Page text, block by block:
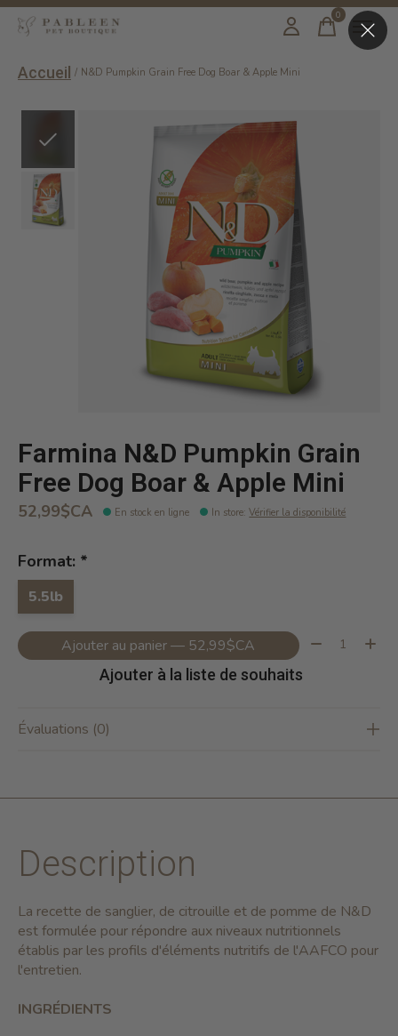
0items
Accueil / N&D Pumpkin Grain Free Dog Boar & Apple Mini
Farmina N&D Pumpkin Grain
Free Dog Boar & Apple Mini
52,99$CA En stock en ligne In store:Vérifier la disponibilité
Format: *
5.5lb
Ajouter au panier — 52,99$CA Quantité:
Ajouter à la liste de souhaits
Évaluations (0)
Description
La recette de sanglier, de citrouille et de pomme de N&D
est formulée pour répondre aux niveaux nutritionnels
établis par les profils d'éléments nutritifs de l'AAFCO pour
l'entretien.
INGRÉDIENTS